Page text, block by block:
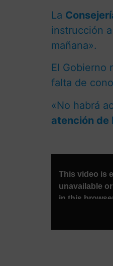
La
instrucción
mañana».
El Gobierno
falta de
«No habrá
atención de